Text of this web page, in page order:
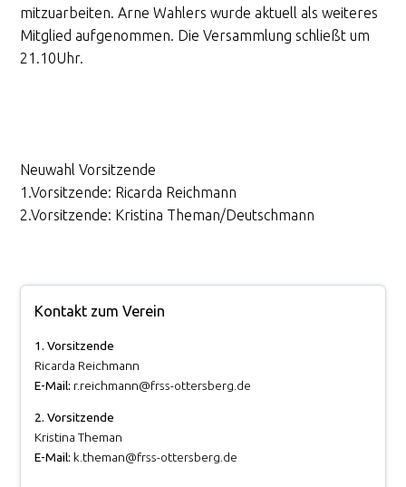
mitzuarbeiten. Arne Wahlers wurde aktuell als weiteres
Mitglied aufgenommen. Die Versammlung schließt um
21.10Uhr.
Neuwahl Vorsitzende
1.Vorsitzende: Ricarda Reichmann
2.Vorsitzende: Kristina Theman/Deutschmann
Kontakt zum Verein
1. Vorsitzende
Ricarda Reichmann
E-Mail: r.reichmann@frss-ottersberg.de
2. Vorsitzende
Kristina Theman
E-Mail: k.theman@frss-ottersberg.de